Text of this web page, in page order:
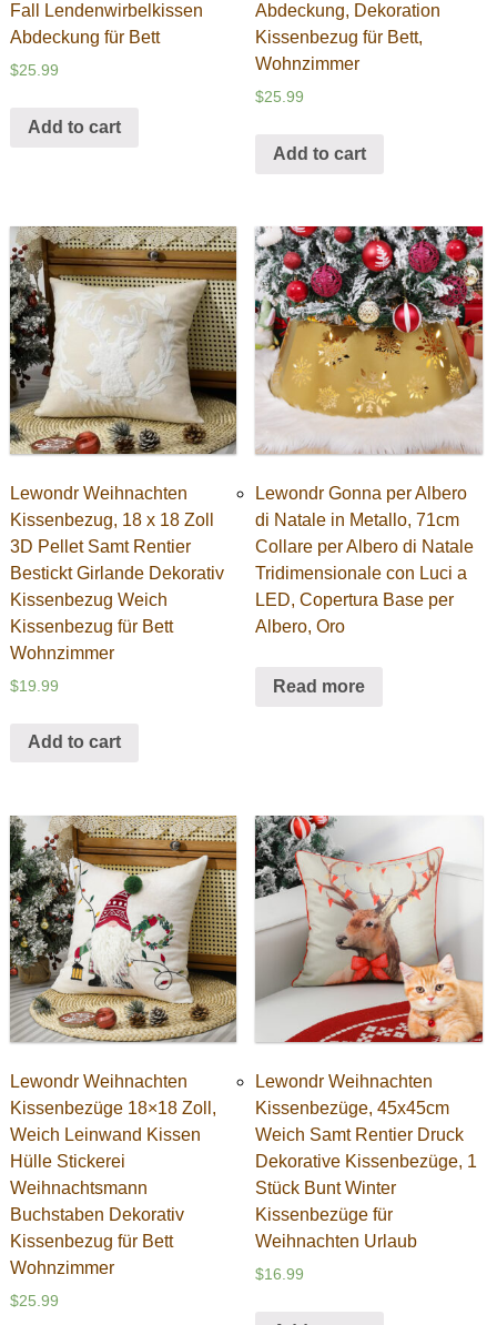
Fall Lendenwirbelkissen
Abdeckung für Bett
$25.99
Add to cart
Abdeckung, Dekoration
Kissenbezug für Bett,
Wohnzimmer
$25.99
Add to cart
Lewondr Weihnachten
Kissenbezug, 18 x 18 Zoll
3D Pellet Samt Rentier
Bestickt Girlande Dekorativ
Kissenbezug Weich
Kissenbezug für Bett
Wohnzimmer
$19.99
Add to cart
Lewondr Gonna per Albero
di Natale in Metallo, 71cm
Collare per Albero di Natale
Tridimensionale con Luci a
LED, Copertura Base per
Albero, Oro
Read more
Lewondr Weihnachten
Kissenbezüge 18×18 Zoll,
Weich Leinwand Kissen
Hülle Stickerei
Weihnachtsmann
Buchstaben Dekorativ
Kissenbezug für Bett
Wohnzimmer
$25.99
Lewondr Weihnachten
Kissenbezüge, 45x45cm
Weich Samt Rentier Druck
Dekorative Kissenbezüge, 1
Stück Bunt Winter
Kissenbezüge für
Weihnachten Urlaub
$16.99